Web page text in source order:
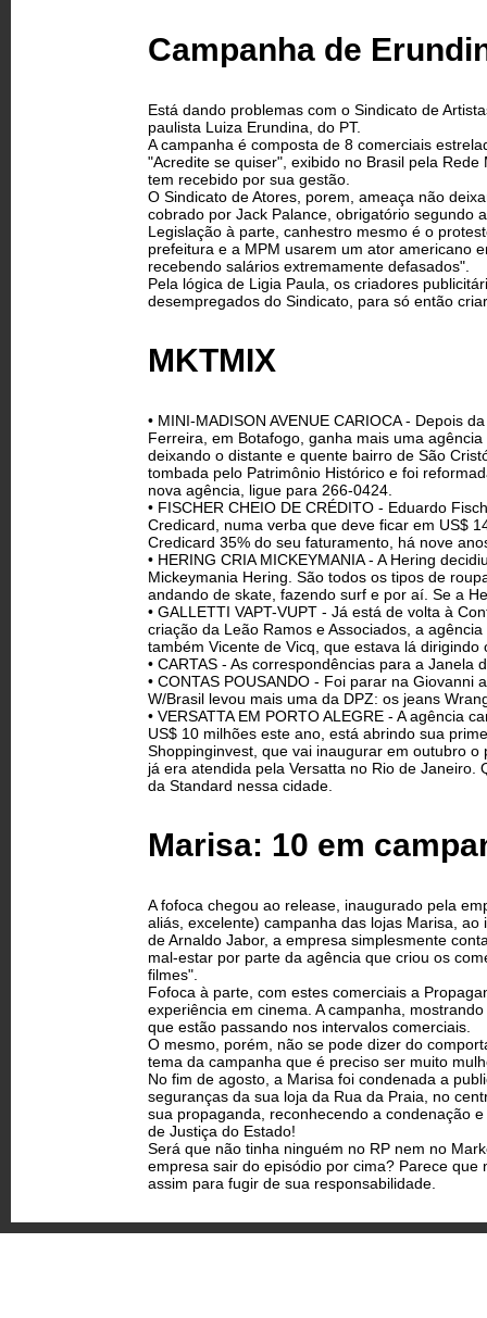
Campanha de
Está dando problemas com o Sindicato de
paulista Luiza Erundina, do PT.
A campanha é composta de 8 comerciais
"Acredite se quiser", exibido no Brasil pela
tem recebido por sua gestão.
O Sindicato de Atores, porem, ameaça não
cobrado por Jack Palance, obrigatório segundo
Legislação à parte, canhestro mesmo é o
prefeitura e a MPM usarem um ator americano
recebendo salários extremamente defasados".
Pela lógica de Ligia Paula, os criadores
desempregados do Sindicato, para só então
MKTMIX
• MINI-MADISON AVENUE CARIOCA - Depois
Ferreira, em Botafogo, ganha mais uma
deixando o distante e quente bairro de São
tombada pelo Patrimônio Histórico e foi
nova agência, ligue para 266-0424.
• FISCHER CHEIO DE CRÉDITO - Eduardo
Credicard, numa verba que deve ficar em US$
Credicard 35% do seu faturamento, há nove
• HERING CRIA MICKEYMANIA - A Hering
Mickeymania Hering. São todos os tipos de
andando de skate, fazendo surf e por aí. Se a
• GALLETTI VAPT-VUPT - Já está de volta à
criação da Leão Ramos e Associados, a
também Vicente de Vicq, que estava lá dirigindo
• CARTAS - As correspondências para a
• CONTAS POUSANDO - Foi parar na
W/Brasil levou mais uma da DPZ: os jeans
• VERSATTA EM PORTO ALEGRE - A agência
US$ 10 milhões este ano, está abrindo sua
Shoppinginvest, que vai inaugurar em outubro
já era atendida pela Versatta no Rio de
da Standard nessa cidade.
Marisa: 10 em
A fofoca chegou ao release, inaugurado pela
aliás, excelente) campanha das lojas Marisa,
de Arnaldo Jabor, a empresa simplesmente
mal-estar por parte da agência que criou os
filmes".
Fofoca à parte, com estes comerciais a
experiência em cinema. A campanha,
que estão passando nos intervalos comerciais.
O mesmo, porém, não se pode dizer do
tema da campanha que é preciso ser muito
No fim de agosto, a Marisa foi condenada a
seguranças da sua loja da Rua da Praia, no
sua propaganda, reconhecendo a condenação
de Justiça do Estado!
Será que não tinha ninguém no RP nem no
empresa sair do episódio por cima? Parece
assim para fugir de sua responsabilidade.